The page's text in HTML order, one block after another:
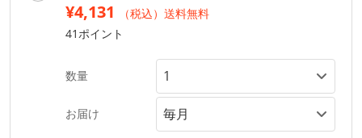
¥4,131
（税込）送料無料
41ポイント
数量
お届け